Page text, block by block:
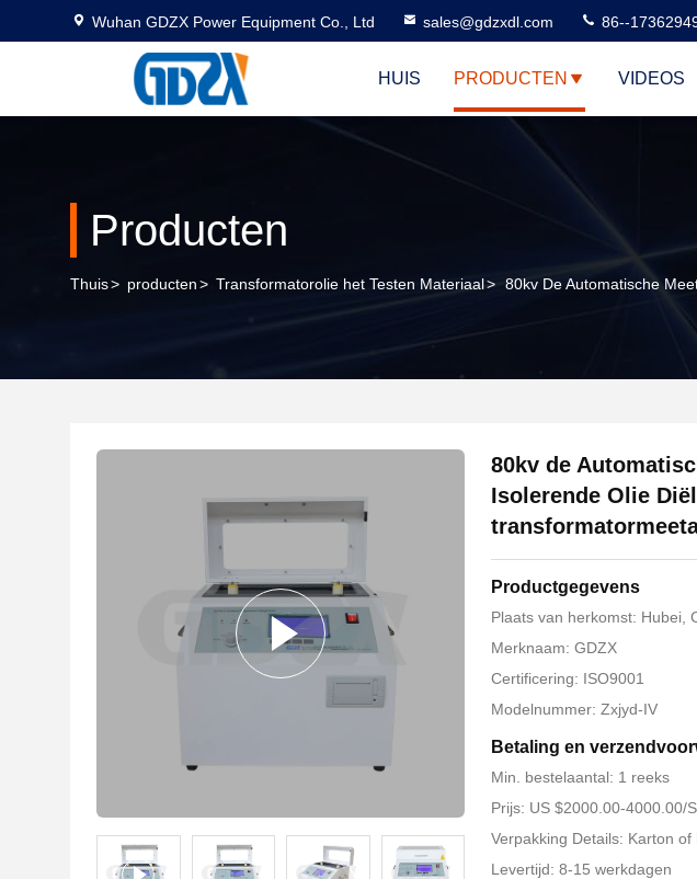
Wuhan GDZX Power Equipment Co., Ltd sales@gdzxdl.com 86--
HUIS PRODUCTEN VIDEOS
Producten
Thuis> producten> Transformatorolie het Testen Materiaal> 80kv De Automatische
80kv de
Isolerende Olie
Productgegevens
Plaats van herkomst: Hubei,
Merknaam: GDZX
Certificering: ISO9001
Modelnummer: Zxjyd-IV
Betaling en
Min. bestelaantal: 1 reeks
Prijs: US $2000.00-4000.00/
Verpakking Details: Karton
Levertijd: 8-15 werkdagen